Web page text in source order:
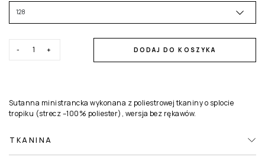
- + DODAJ DO KOSZYKA
Sutanna ministrancka wykonana z poliestrowej tkaniny o splocie
tropiku (strecz –100% poliester), wersja bez rękawów.
TKANINA